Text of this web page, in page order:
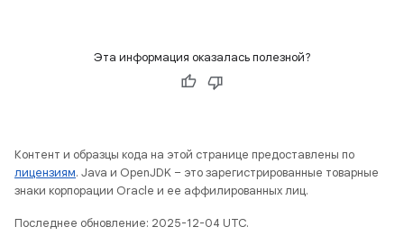
Эта информация оказалась полезной?
Контент и образцы кода на этой странице предоставлены по
лицензиям. Java и OpenJDK – это зарегистрированные товарные
знаки корпорации Oracle и ее аффилированных лиц.
Последнее обновление: 2025-12-04 UTC.